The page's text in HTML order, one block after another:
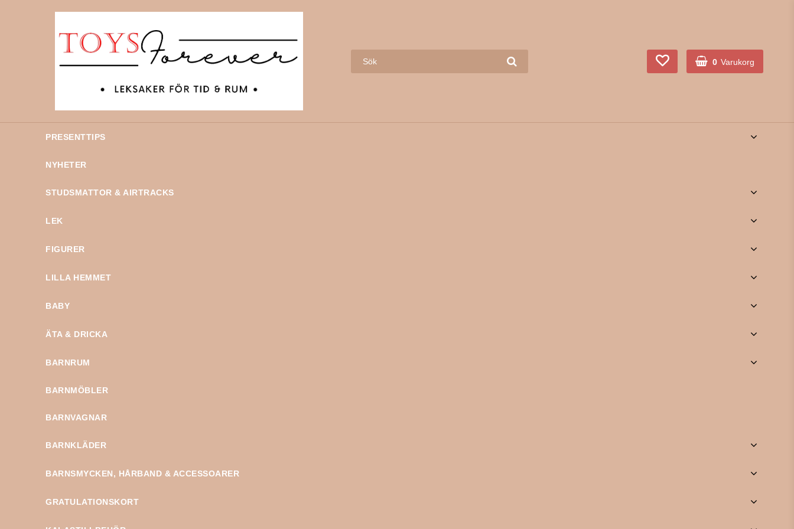
0 Varukorg
PRESENTTIPS
NYHETER
STUDSMATTOR & AIRTRACKS
LEK
FIGURER
LILLA HEMMET
BABY
ÄTA & DRICKA
BARNRUM
BARNMÖBLER
BARNVAGNAR
BARNKLÄDER
BARNSMYCKEN, HÅRBAND & ACCESSOARER
GRATULATIONSKORT